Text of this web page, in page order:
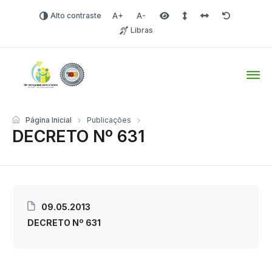
Alto contraste Aumentar fonte
Diminuir fonteÁrea selecionada
Espaçamento de linha
Espaço dos
Redefinir
Libras
DECRETO Nº 631
Página Inicial Publicações
09.05.2013
DECRETO Nº 631